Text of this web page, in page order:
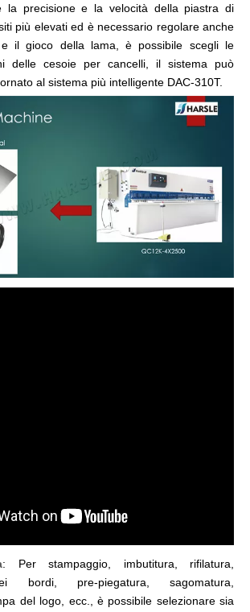
la precisione e la velocità della piastra di
più elevati ed è necessario regolare anche
il gioco della lama, è possibile scegli le
delle cesoie per cancelli, il sistema può
al sistema più intelligente DAC-310T.
: Per stampaggio, imbutitura, rifilatura,
bordi, pre-piegatura, sagomatura,
del logo, ecc., è possibile selezionare sia